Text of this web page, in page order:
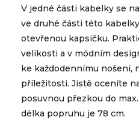
V jedné části kabelky se
ve druhé části této
otevřenou kapsičku.
velikosti a v módním
ke každodennímu nošení,
příležitosti. Jistě oceníte
posuvnou přezkou do
délka popruhu je 78 cm.